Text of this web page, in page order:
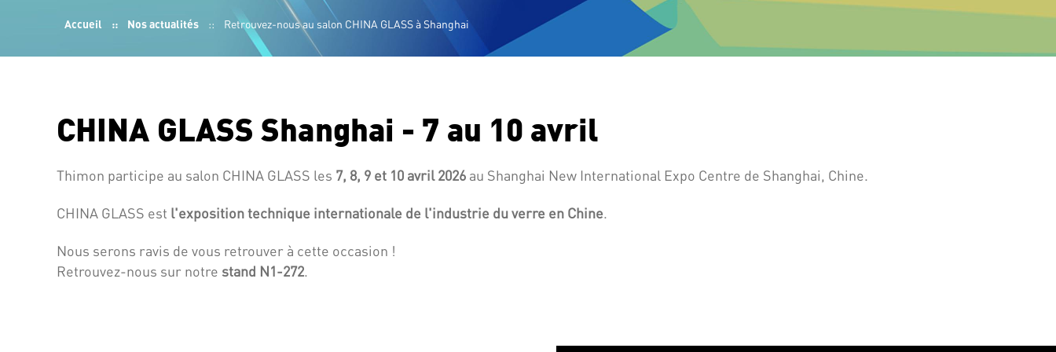
Fil
d'Ariane
Accueil Nos actualités Retrouvez-nous au salon CHINA GLASS à Shanghai
CHINA GLASS Shanghai - 7 au 10 avril
Thimon participe au salon CHINA GLASS les 7, 8, 9 et 10 avril 2026 au Shanghai New International Expo Centre de Shanghai, Chine.
CHINA GLASS est l'exposition technique internationale de l'industrie du verre en Chine.
Nous serons ravis de vous retrouver à cette occasion !
Retrouvez-nous sur notre stand N1-272.